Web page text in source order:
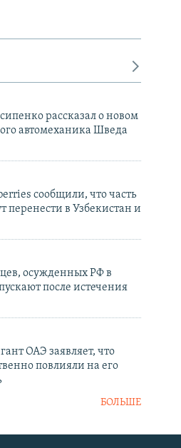
рассказал о новом
автомеханика Шведа
сообщили, что часть
перенести в Узбекистан и
осужденных РФ в
после истечения
ОАЭ заявляет, что
повлияли на его
БОЛЬШЕ